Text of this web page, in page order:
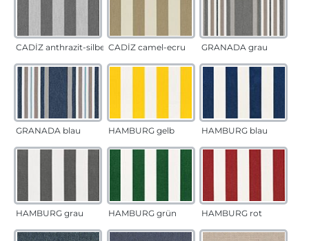
CADÍZ anthrazit-silber CADÍZ camel-ecru GRANADA grau
GRANADA blau HAMBURG gelb HAMBURG blau
HAMBURG grau HAMBURG grün HAMBURG rot